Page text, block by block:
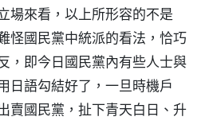
場來看，以上所形容的不是
怪國民黨中統派的看法，恰巧
，即今日國民黨內有些人士與
日語勾結好了，一旦時機戶
賣國民黨，扯下青天白日、升